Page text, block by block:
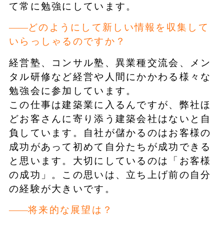
て常に勉強にしています。
どのようにして新しい情報を収集して
いらっしゃるのですか？
経営塾、コンサル塾、異業種交流会、メン
タル研修など経営や人間にかかわる様々な
勉強会に参加しています。
この仕事は建築業に入るんですが、弊社ほ
どお客さんに寄り添う建築会社はないと自
負しています。自社が儲かるのはお客様の
成功があって初めて自分たちが成功できる
と思います。大切にしているのは「お客様
の成功」。この思いは、立ち上げ前の自分
の経験が大きいです。
将来的な展望は？